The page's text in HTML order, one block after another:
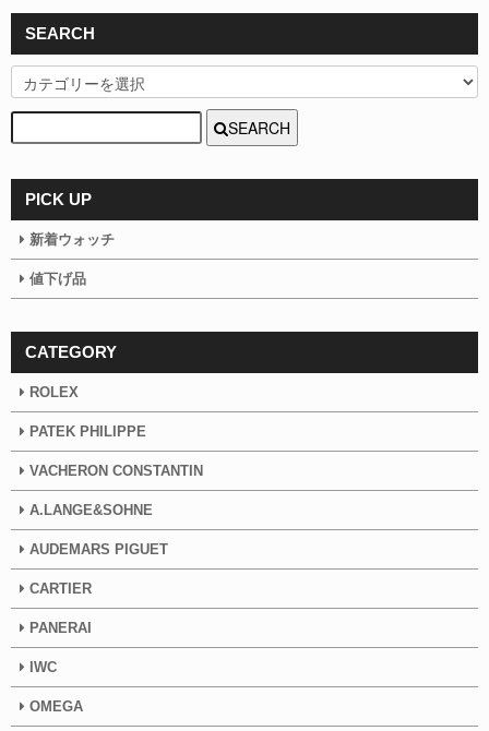
SEARCH
SEARCH
PICK UP
新着ウォッチ
値下げ品
CATEGORY
ROLEX
PATEK PHILIPPE
VACHERON CONSTANTIN
A.LANGE&SOHNE
AUDEMARS PIGUET
CARTIER
PANERAI
IWC
OMEGA